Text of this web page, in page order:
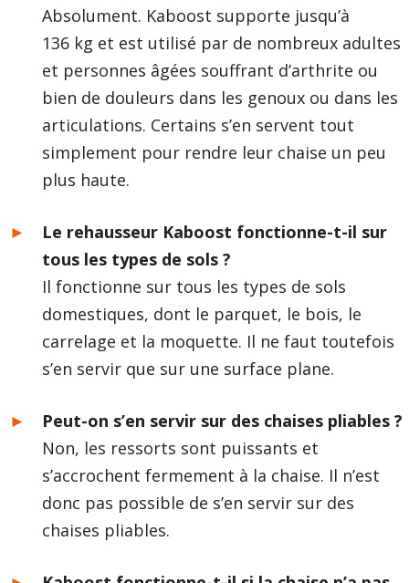
Absolument. Kaboost supporte jusqu’à
136 kg et est utilisé par de nombreux adultes
et personnes âgées souffrant d’arthrite ou
bien de douleurs dans les genoux ou dans les
articulations. Certains s’en servent tout
simplement pour rendre leur chaise un peu
plus haute.
Le rehausseur Kaboost fonctionne-t-il sur
tous les types de sols ?
Il fonctionne sur tous les types de sols
domestiques, dont le parquet, le bois, le
carrelage et la moquette. Il ne faut toutefois
s’en servir que sur une surface plane.
Peut-on s’en servir sur des chaises pliables ?
Non, les ressorts sont puissants et
s’accrochent fermement à la chaise. Il n’est
donc pas possible de s’en servir sur des
chaises pliables.